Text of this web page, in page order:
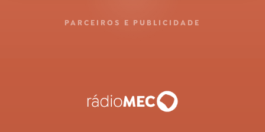
PARCEIROS E PUBLICIDADE